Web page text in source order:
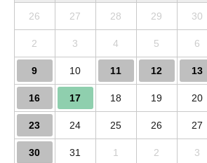
26 27 28 29 30
2 3 4 5 6
9 10 11 12 13
16 17 18 19 20
23 24 25 26 27
30 31 1 2 3